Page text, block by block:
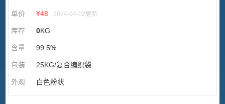
单价 ¥48 2024-04-02更新
库存 0KG
含量 99.5%
包装 25KG/复合编织袋
外观 白色粉状